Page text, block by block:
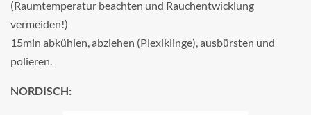
(Raumtemperatur beachten und Rauchentwicklung
vermeiden!)
15min abkühlen, abziehen (Plexiklinge), ausbürsten und
polieren.
NORDISCH: